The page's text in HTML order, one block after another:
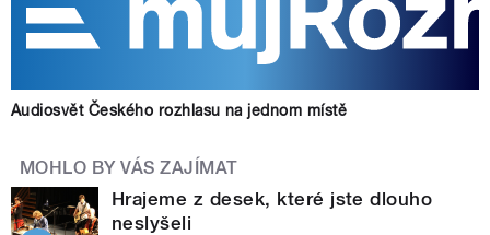
Audiosvět Českého rozhlasu na jednom místě
MOHLO BY VÁS ZAJÍMAT
Hrajeme z desek, které jste dlouho
neslyšeli